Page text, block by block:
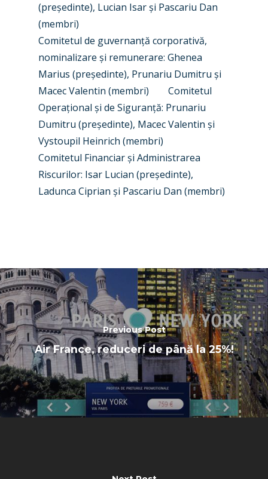
(președinte), Lucian Isar și Pascariu Dan
(membri)
Comitetul de guvernanță corporativă,
nominalizare și remunerare: Ghenea
Marius (președinte), Prunariu Dumitru și
Macec Valentin (membri) Comitetul
Operațional și de Siguranță: Prunariu
Dumitru (președinte), Macec Valentin și
Vystoupil Heinrich (membri)
Comitetul Financiar și Administrarea
Riscurilor: Isar Lucian (președinte),
Ladunca Ciprian și Pascariu Dan (membri)
Previous Post
Air France, reduceri de până la 25%!
Dubai 2025
Paris 2025
Farnborough 2024
Paris 2023
Farnborough 2022
Dubai 2019
Paris 2019
Business Jets
Military
Trip Reports
Marketplace
Jobs
Contact